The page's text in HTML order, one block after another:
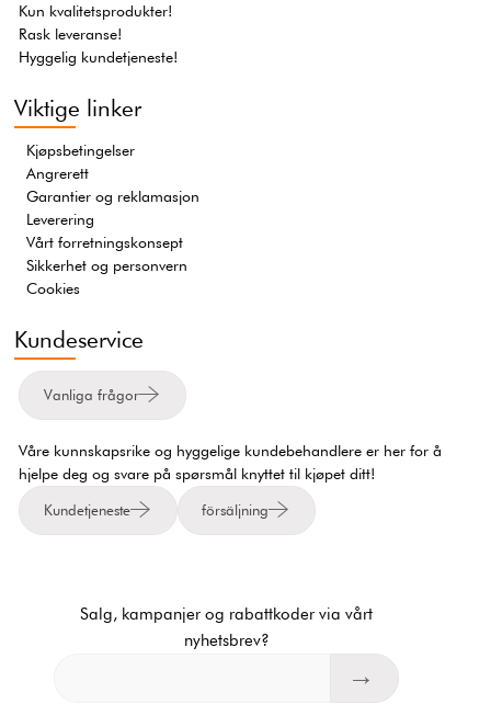
Kun kvalitetsprodukter!
Rask leveranse!
Hyggelig kundetjeneste!
Viktige linker
Kjøpsbetingelser
Angrerett
Garantier og reklamasjon
Leverering
Vårt forretningskonsept
Sikkerhet og personvern
Cookies
Kundeservice
Vanliga frågor
Våre kunnskapsrike og hyggelige kundebehandlere er her for å
hjelpe deg og svare på spørsmål knyttet til kjøpet ditt!
Kundetjeneste försäljning
Salg, kampanjer og rabattkoder via vårt
nyhetsbrev?